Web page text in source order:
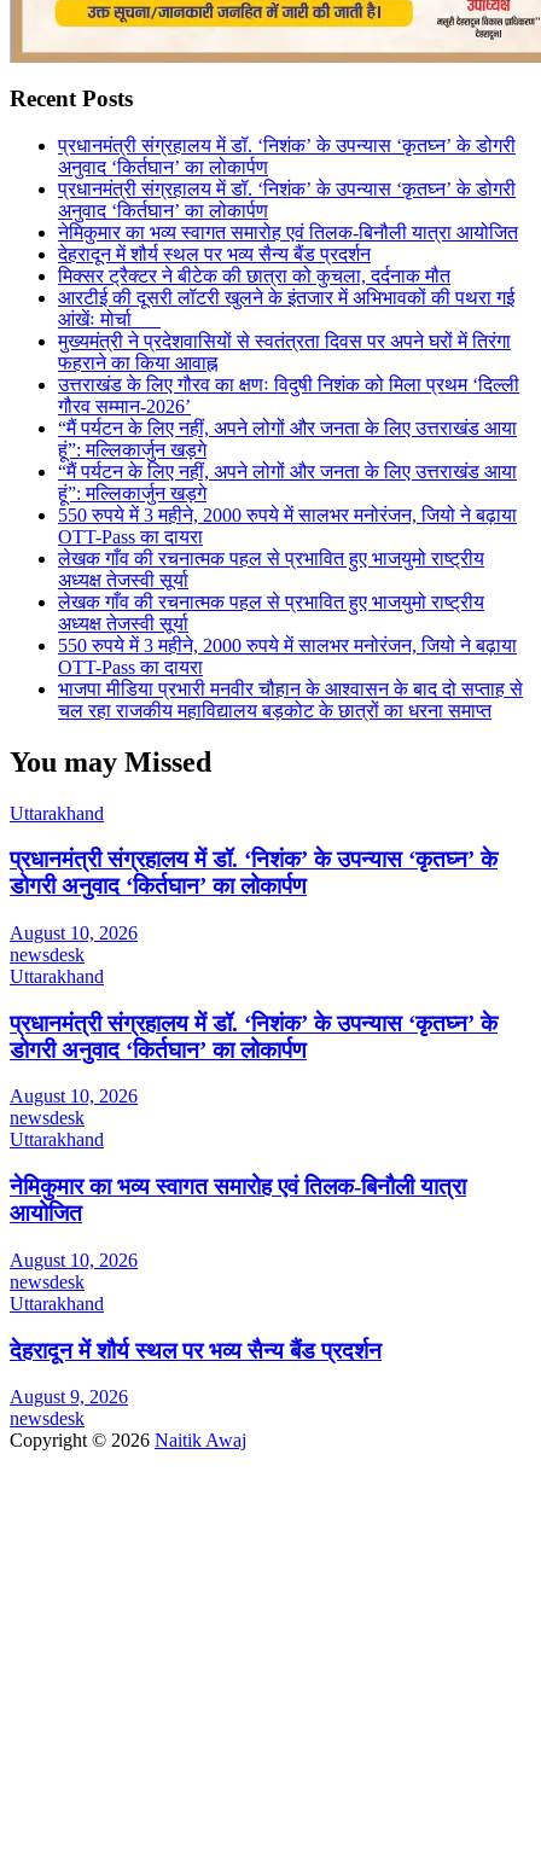
Recent Posts
प्रधानमंत्री संग्रहालय में डॉ. ‘निशंक’ के उपन्यास ‘कृतघ्न’ के डोगरी
अनुवाद ‘किर्तघान’ का लोकार्पण
प्रधानमंत्री संग्रहालय में डॉ. ‘निशंक’ के उपन्यास ‘कृतघ्न’ के डोगरी
अनुवाद ‘किर्तघान’ का लोकार्पण
नेमिकुमार का भव्य स्वागत समारोह एवं तिलक-बिनौली यात्रा आयोजित
देहरादून में शौर्य स्थल पर भव्य सैन्य बैंड प्रदर्शन
मिक्सर ट्रैक्टर ने बीटेक की छात्रा को कुचला, दर्दनाक मौत
आरटीई की दूसरी लॉटरी खुलने के इंतजार में अभिभावकों की पथरा गई
आंखेंः मोर्चा
मुख्यमंत्री ने प्रदेशवासियों से स्वतंत्रता दिवस पर अपने घरों में तिरंगा
फहराने का किया आवाह्न
उत्तराखंड के लिए गौरव का क्षणः विदुषी निशंक को मिला प्रथम ‘दिल्ली
गौरव सम्मान-2026’
“मैं पर्यटन के लिए नहीं, अपने लोगों और जनता के लिए उत्तराखंड आया
हूं”: मल्लिकार्जुन खड़गे
“मैं पर्यटन के लिए नहीं, अपने लोगों और जनता के लिए उत्तराखंड आया
हूं”: मल्लिकार्जुन खड़गे
550 रुपये में 3 महीने, 2000 रुपये में सालभर मनोरंजन, जियो ने बढ़ाया
OTT-Pass का दायरा
लेखक गाँव की रचनात्मक पहल से प्रभावित हुए भाजयुमो राष्ट्रीय
अध्यक्ष तेजस्वी सूर्या
लेखक गाँव की रचनात्मक पहल से प्रभावित हुए भाजयुमो राष्ट्रीय
अध्यक्ष तेजस्वी सूर्या
550 रुपये में 3 महीने, 2000 रुपये में सालभर मनोरंजन, जियो ने बढ़ाया
OTT-Pass का दायरा
भाजपा मीडिया प्रभारी मनवीर चौहान के आश्वासन के बाद दो सप्ताह से
चल रहा राजकीय महाविद्यालय बड़कोट के छात्रों का धरना समाप्त
You may Missed
Uttarakhand
प्रधानमंत्री संग्रहालय में डॉ. ‘निशंक’ के उपन्यास ‘कृतघ्न’ के
डोगरी अनुवाद ‘किर्तघान’ का लोकार्पण
August 10, 2026
newsdesk
Uttarakhand
प्रधानमंत्री संग्रहालय में डॉ. ‘निशंक’ के उपन्यास ‘कृतघ्न’ के
डोगरी अनुवाद ‘किर्तघान’ का लोकार्पण
August 10, 2026
newsdesk
Uttarakhand
नेमिकुमार का भव्य स्वागत समारोह एवं तिलक-बिनौली यात्रा
आयोजित
August 10, 2026
newsdesk
Uttarakhand
देहरादून में शौर्य स्थल पर भव्य सैन्य बैंड प्रदर्शन
August 9, 2026
newsdesk
Copyright © 2026 Naitik Awaj